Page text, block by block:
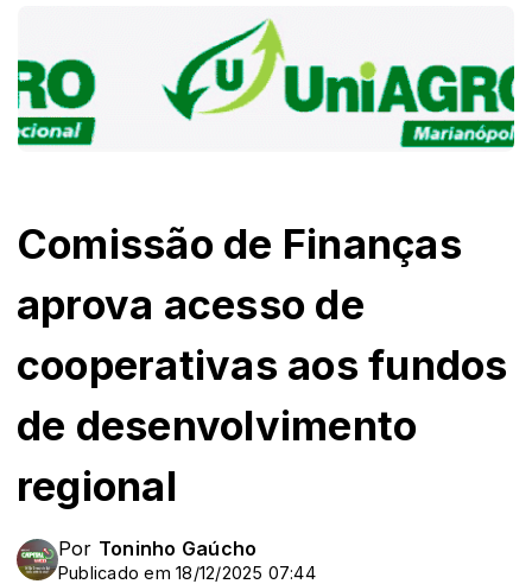
Comissão de Finanças
aprova acesso de
cooperativas aos fundos
de desenvolvimento
regional
Por Toninho Gaúcho
Publicado em 18/12/2025 07:44